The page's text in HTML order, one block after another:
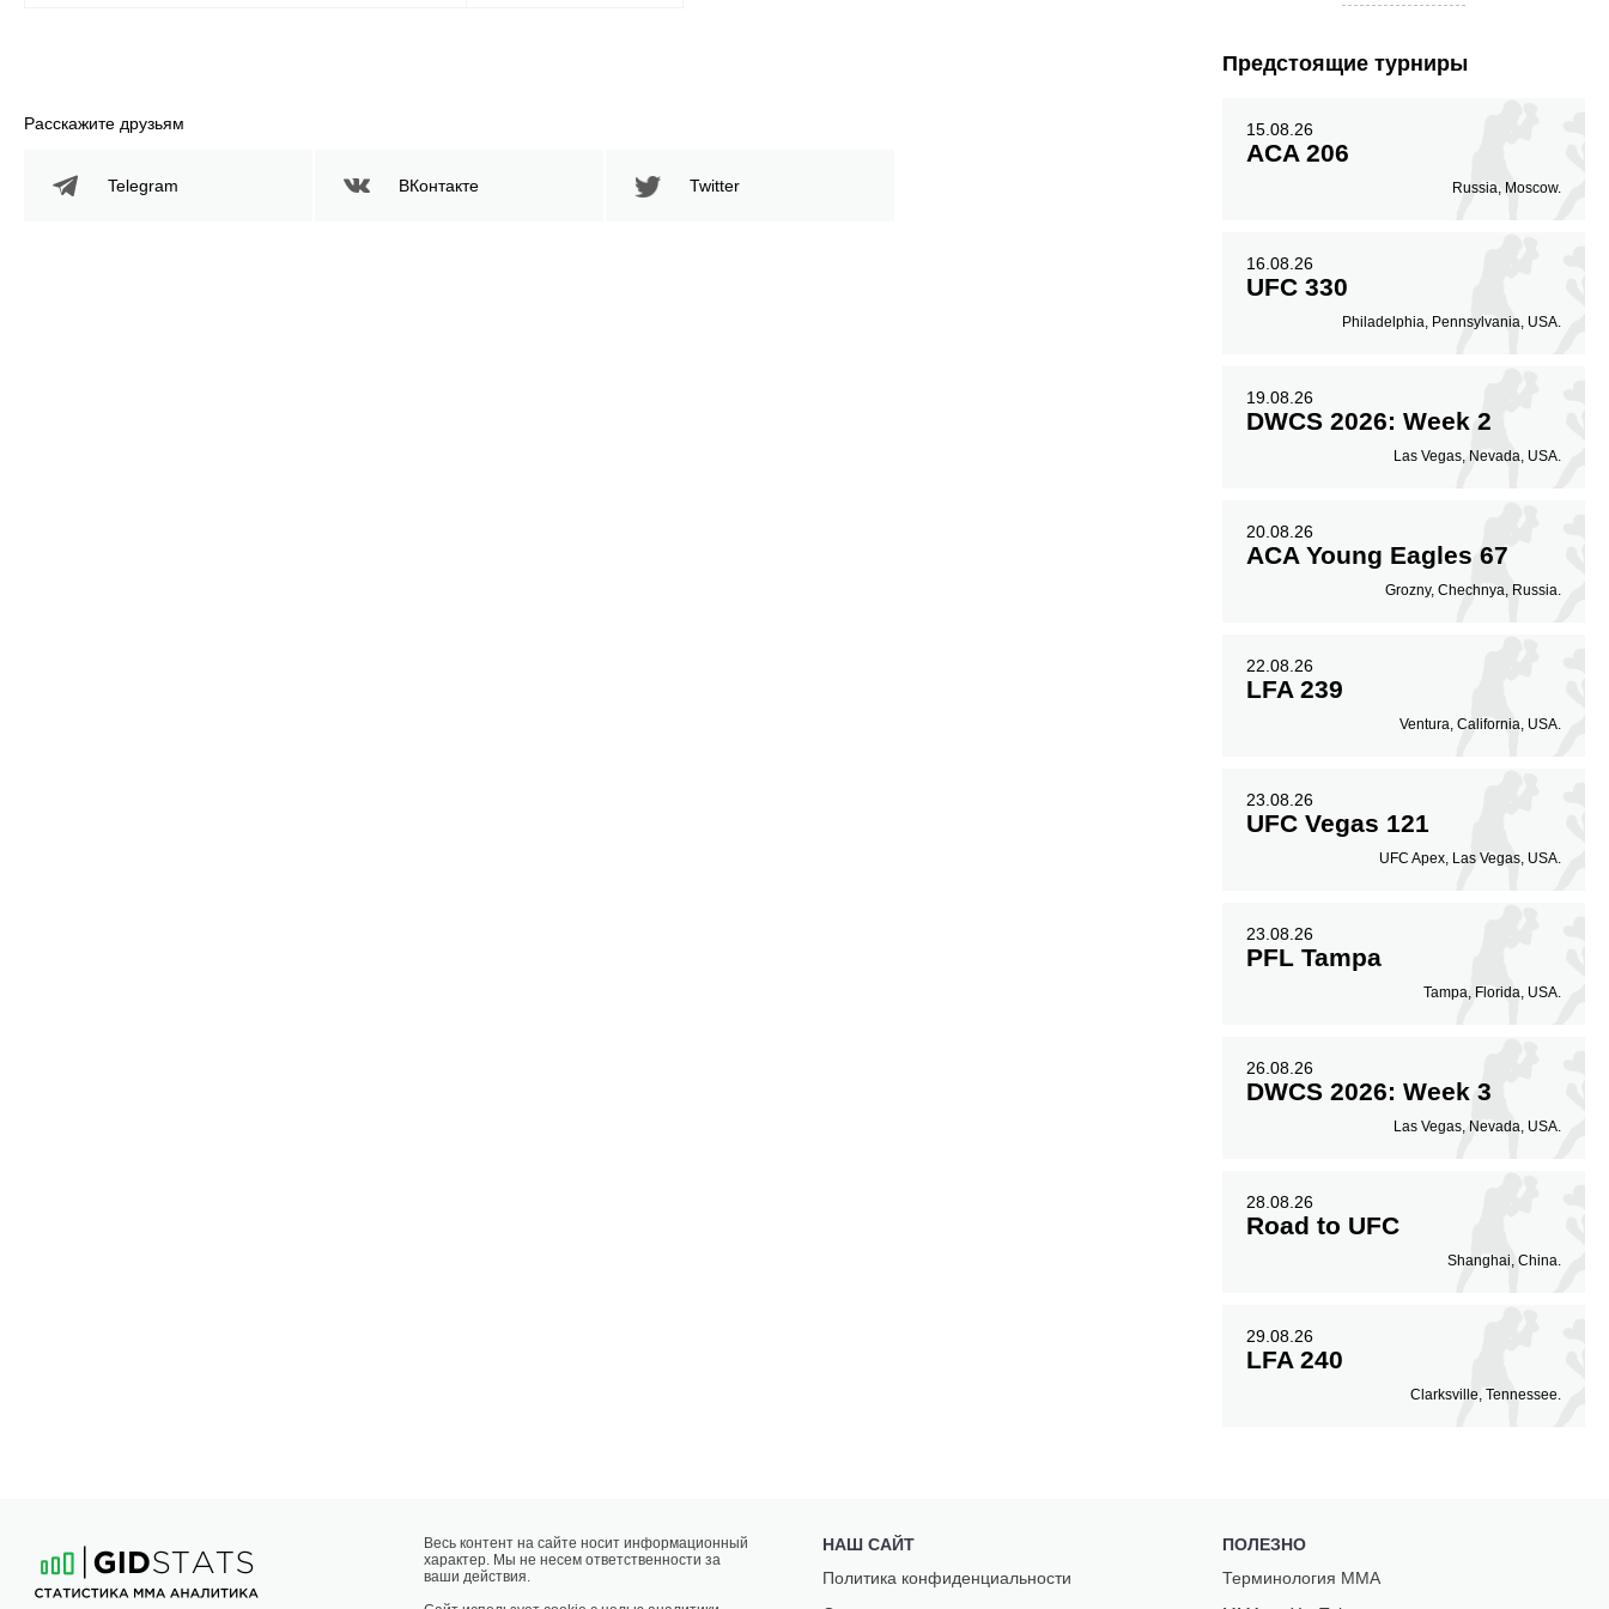
Расскажите друзьям
Telegram ВКонтакте Twitter
Предстоящие турниры
15.08.26
ACA 206
Russia, Moscow.
16.08.26
UFC 330
Philadelphia, Pennsylvania, USA.
19.08.26
DWCS 2026: Week 2
Las Vegas, Nevada, USA.
20.08.26
ACA Young Eagles 67
Grozny, Chechnya, Russia.
22.08.26
LFA 239
Ventura, California, USA.
23.08.26
UFC Vegas 121
UFC Apex, Las Vegas, USA.
23.08.26
PFL Tampa
Tampa, Florida, USA.
26.08.26
DWCS 2026: Week 3
Las Vegas, Nevada, USA.
28.08.26
Road to UFC
Shanghai, China.
29.08.26
LFA 240
Clarksville, Tennessee.
Весь контент на сайте носит информационный
характер. Мы не несем ответственности за
ваши действия.
НАШ САЙТ
Политика конфиденциальности
ПОЛЕЗНО
Терминология ММА